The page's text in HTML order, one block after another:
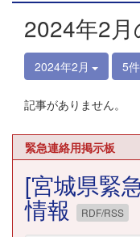
2024年2
2024年2月 5件
記事がありません。
緊急連絡用掲示板
[宮城県緊
情報 RDF/RSS